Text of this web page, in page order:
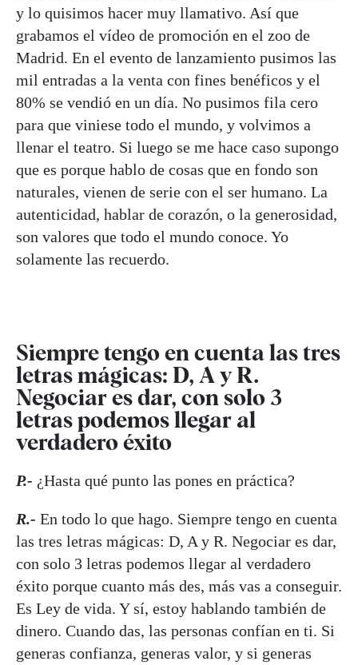
y lo quisimos hacer muy llamativo. Así que
grabamos el vídeo de promoción en el zoo de
Madrid. En el evento de lanzamiento pusimos las
mil entradas a la venta con fines benéficos y el
80% se vendió en un día. No pusimos fila cero
para que viniese todo el mundo, y volvimos a
llenar el teatro. Si luego se me hace caso supongo
que es porque hablo de cosas que en fondo son
naturales, vienen de serie con el ser humano. La
autenticidad, hablar de corazón, o la generosidad,
son valores que todo el mundo conoce. Yo
solamente las recuerdo.
Siempre tengo en cuenta las tres
letras mágicas: D, A y R.
Negociar es dar, con solo 3
letras podemos llegar al
verdadero éxito
P.- ¿Hasta qué punto las pones en práctica?
R.- En todo lo que hago. Siempre tengo en cuenta
las tres letras mágicas: D, A y R. Negociar es dar,
con solo 3 letras podemos llegar al verdadero
éxito porque cuanto más des, más vas a conseguir.
Es Ley de vida. Y sí, estoy hablando también de
dinero. Cuando das, las personas confían en ti. Si
generas confianza, generas valor, y si generas